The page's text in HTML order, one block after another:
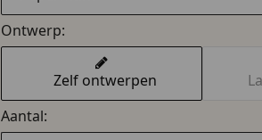
Ontwerp:
Zelf ontwerpen
Aantal: